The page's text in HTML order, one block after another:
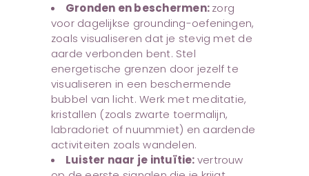
Gronden en beschermen:zorg
voor dagelijkse grounding-oefeningen,
zoals visualiseren dat je stevig met de
aarde verbonden bent. Stel
energetische grenzen door jezelf te
visualiseren in een beschermende
bubbel van licht. Werk met meditatie,
kristallen (zoals zwarte toermalijn,
labradoriet of nuummiet) en aardende
activiteiten zoals wandelen.
Luister naar je intuïtie:vertrouw